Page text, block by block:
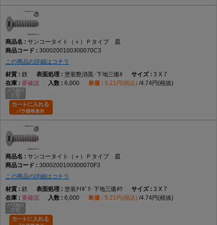
サンコータイト（＋）Ｐタイプ 皿
3000200100300070C3
この商品の詳細はコチラ
鉄
塗装艶消黒･下地三価ﾎ
3 X 7
要確認
6,000 5.21円(税込) 4.74円(税抜)
サンコータイト（＋）Ｐタイプ 皿
3000200100300070F3
この商品の詳細はコチラ
鉄
塗装ｱｲﾎﾞﾘ･下地三価ﾎﾜ
3 X 7
要確認
6,000 5.21円(税込) 4.74円(税抜)